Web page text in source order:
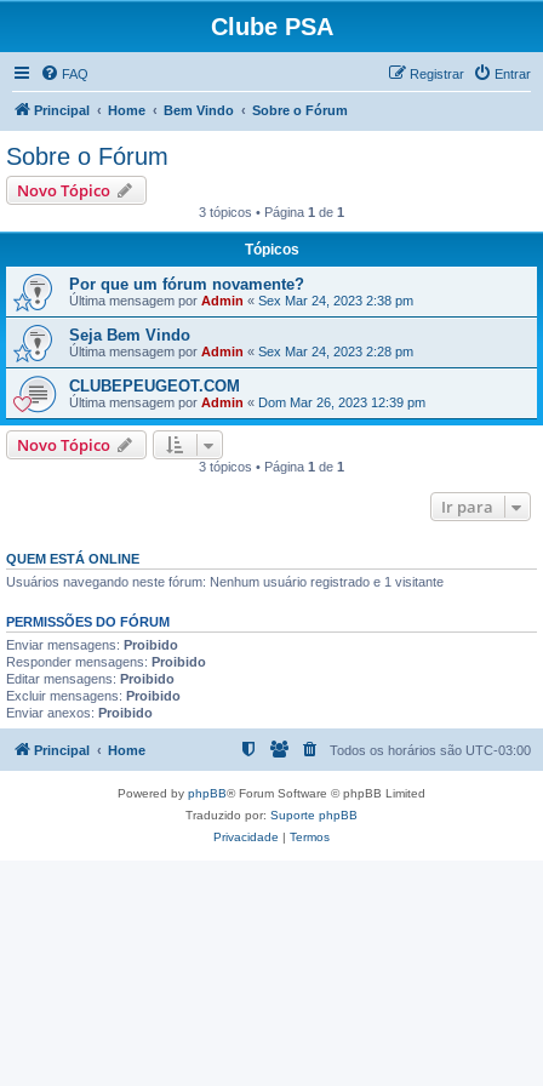
Clube PSA
FAQ Entrar
Registrar
Principal Home Bem Vindo Sobre o Fórum
Sobre o Fórum
Novo Tópico
3 tópicos • Página 1 de 1
Tópicos
Por que um fórum novamente?
Última mensagem por Admin « Sex Mar 24, 2023 2:38 pm
Seja Bem Vindo
Última mensagem por Admin « Sex Mar 24, 2023 2:28 pm
CLUBEPEUGEOT.COM
Última mensagem por Admin « Dom Mar 26, 2023 12:39 pm
Novo Tópico
3 tópicos • Página 1 de 1
Ir para
QUEM ESTÁ ONLINE
Usuários navegando neste fórum: Nenhum usuário registrado e 1 visitante
PERMISSÕES DO FÓRUM
Enviar mensagens: Proibido
Responder mensagens: Proibido
Editar mensagens: Proibido
Excluir mensagens: Proibido
Enviar anexos: Proibido
Principal Home Todos os horários são UTC-03:00
Powered by phpBB® Forum Software © phpBB Limited
Traduzido por: Suporte phpBB
Privacidade | Termos